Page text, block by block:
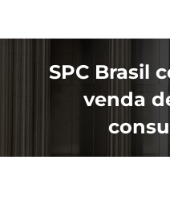
SPC Brasil
venda